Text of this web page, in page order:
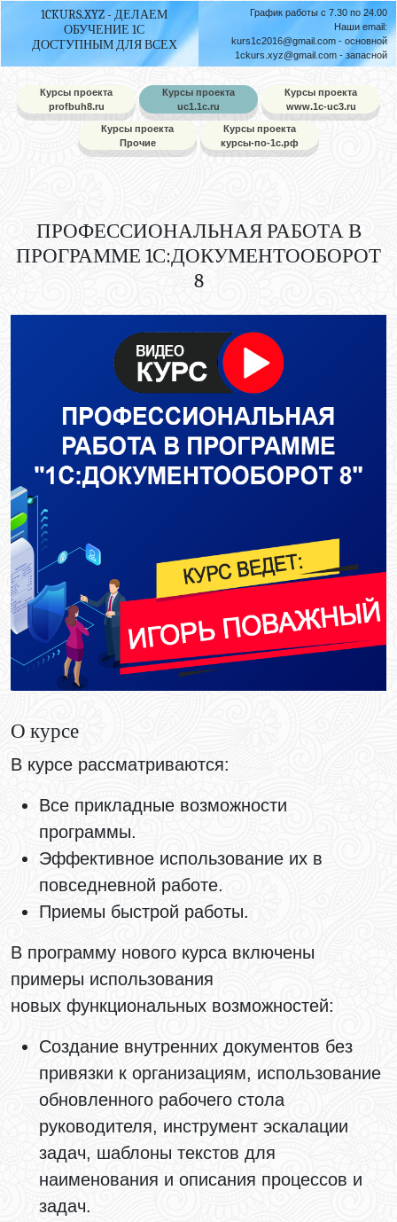
1CKURS.XYZ - ДЕЛАЕМ
ОБУЧЕНИЕ 1С
ДОСТУПНЫМ ДЛЯ ВСЕХ
График работы с 7.30 по 24.00
Наши email:
kurs1c2016@gmail.com - основной
1ckurs.xyz@gmail.com - запасной
Курсы проекта
profbuh8.ru
Курсы проекта
uc1.1c.ru
Курсы проекта
www.1c-uc3.ru
Курсы проекта
Прочие
Курсы проекта
курсы-по-1с.рф
ПРОФЕССИОНАЛЬНАЯ РАБОТА В
ПРОГРАММЕ 1С:ДОКУМЕНТООБОРОТ
8
О курсе
В курсе рассматриваются:
Все прикладные возможности
программы.
Эффективное использование их в
повседневной работе.
Приемы быстрой работы.
В программу нового курса включены
примеры использования
новых функциональных возможностей:
Создание внутренних документов без
привязки к организациям, использование
обновленного рабочего стола
руководителя, инструмент эскалации
задач, шаблоны текстов для
наименования и описания процессов и
задач.